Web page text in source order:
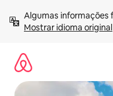
para
Mostrar idioma original